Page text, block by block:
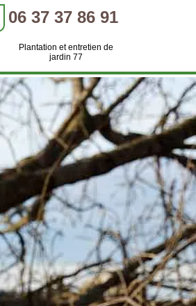
06 37 37 86 91
Plantation et entretien de
jardin 77